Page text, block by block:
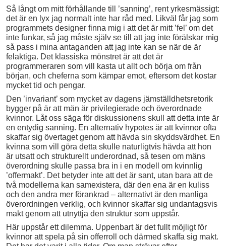
Så långt om mitt förhållande till ’sanning’, rent yrkesmässigt:
det är en lyx jag normalt inte har råd med. Likväl får jag som
programmets designer finna mig i att det är mitt ’fel’ om det
inte funkar, så jag måste själv se till att jag inte förälskar mig
så pass i mina antaganden att jag inte kan se när de är
felaktiga. Det klassiska mönstret är att det är
programmeraren som vill kasta ut allt och börja om från
början, och cheferna som kämpar emot, eftersom det kostar
mycket tid och pengar.
Den ’invariant’ som mycket av dagens jämställdhetsretorik
bygger på är att män är privilegierade och överordnade
kvinnor. Låt oss säga för diskussionens skull att detta inte är
en entydig sanning. En alternativ hypotes är att kvinnor ofta
skaffar sig övertaget genom att hävda sin skyddsvärdhet. En
kvinna som vill göra detta skulle naturligtvis hävda att hon
är utsatt och strukturellt underordnad, så tesen om mäns
överordning skulle passa bra in i en modell om kvinnlig
’offermakt’. Det betyder inte att det är sant, utan bara att de
två modellerna kan samexistera, där den ena är en kuliss
och den andra mer förankrad – alternativt är den manliga
överordningen verklig, och kvinnor skaffar sig undantagsvis
makt genom att utnyttja den struktur som uppstår.
Här uppstår ett dilemma. Uppenbart är det fullt möjligt för
kvinnor att spela på sin offerroll och därmed skaffa sig makt.